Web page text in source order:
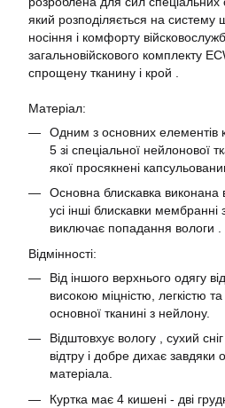
який розподіляється на систему
носіння і комфорту
загальновійскового комплекту
спрощену тканину і крой .
Матеріал:
Одним з основних елементів
5 зі спеціальної нейлонової
якої просякнені
Основна блискавка виконана
усі інші блискавки
виключає попадання вологи .
Відмінності:
Від іншого верхнього одягу
високою міцністю, легкістю
основної тканині з нейлону.
Відштовхує вологу , сухий
відтру і добре дихає завдяки
матеріала.
Куртка має 4 кишені - дві